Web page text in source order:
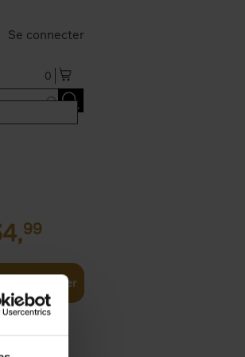
Se connecter
0
99
au panier